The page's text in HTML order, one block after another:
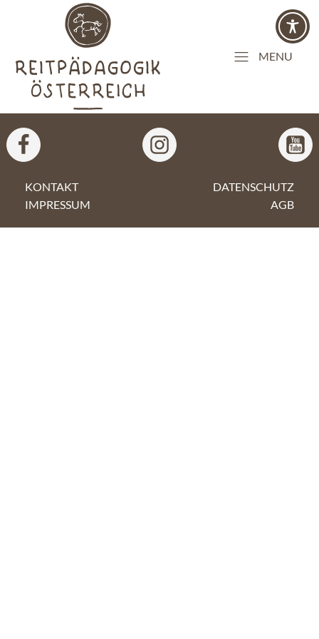
MENU
KONTAKT
DATENSCHUTZ
IMPRESSUM
AGB